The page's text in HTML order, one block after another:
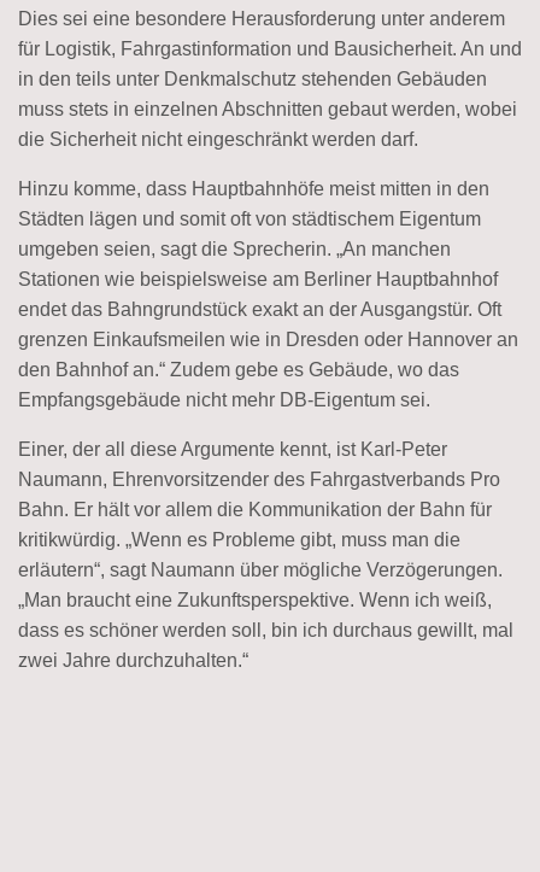
Dies sei eine besondere Herausforderung unter anderem
für Logistik, Fahrgastinformation und Bausicherheit. An und
in den teils unter Denkmalschutz stehenden Gebäuden
muss stets in einzelnen Abschnitten gebaut werden, wobei
die Sicherheit nicht eingeschränkt werden darf.
Hinzu komme, dass Hauptbahnhöfe meist mitten in den
Städten lägen und somit oft von städtischem Eigentum
umgeben seien, sagt die Sprecherin. „An manchen
Stationen wie beispielsweise am Berliner Hauptbahnhof
endet das Bahngrundstück exakt an der Ausgangstür. Oft
grenzen Einkaufsmeilen wie in Dresden oder Hannover an
den Bahnhof an.“ Zudem gebe es Gebäude, wo das
Empfangsgebäude nicht mehr DB-Eigentum sei.
Einer, der all diese Argumente kennt, ist Karl-Peter
Naumann, Ehrenvorsitzender des Fahrgastverbands Pro
Bahn. Er hält vor allem die Kommunikation der Bahn für
kritikwürdig. „Wenn es Probleme gibt, muss man die
erläutern“, sagt Naumann über mögliche Verzögerungen.
„Man braucht eine Zukunftsperspektive. Wenn ich weiß,
dass es schöner werden soll, bin ich durchaus gewillt, mal
zwei Jahre durchzuhalten.“